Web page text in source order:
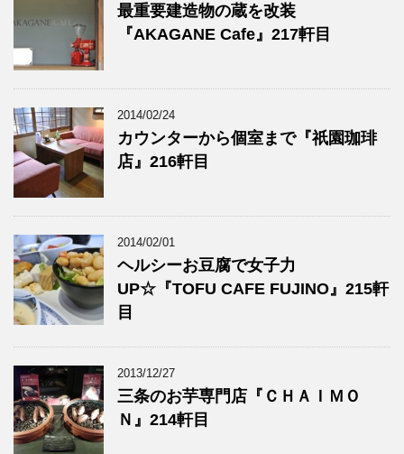
最重要建造物の蔵を改装
『AKAGANE Cafe』217軒目
2014/02/24
カウンターから個室まで『祇園珈琲
店』216軒目
2014/02/01
ヘルシーお豆腐で女子力
UP☆『TOFU CAFE FUJINO』215軒
目
2013/12/27
三条のお芋専門店『ＣＨＡＩＭＯ
Ｎ』214軒目